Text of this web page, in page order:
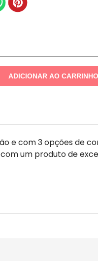
ADICIONAR AO CARRINHO
e com 3 opções de
um produto de